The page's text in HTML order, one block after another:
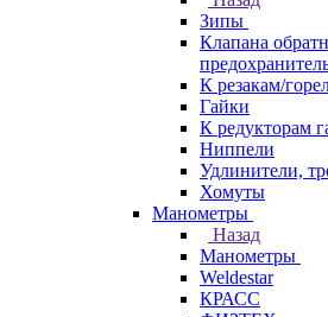
Зипы
Клапана
К резакам/
Гайки
К редукторам
Ниппели
Удлинители,
Хомуты
Манометры
Назад
Манометры
Weldestar
КРАСС